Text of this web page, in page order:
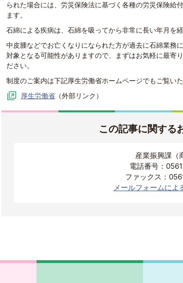
られた場合には、労災保険法に基づく各種の労災保険給
ます。
石綿による疾病は、石綿を吸ってから非常に長い年月を
中皮腫などでお亡くなりになられた方が過去に石綿業務
対象となる可能性がありますので、まずはお気軽に最寄
ださい。
制度のご案内は下記厚生労働省ホームページでもご覧い
厚生労働省 （外部リンク）
この記事に関する
産業振興課（
電話番号：
ファックス：
メールフォームによ